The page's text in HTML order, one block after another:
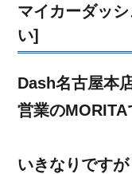
マイカーダッ
い]
Dash名古屋本
営業のMORITA
いきなりですが